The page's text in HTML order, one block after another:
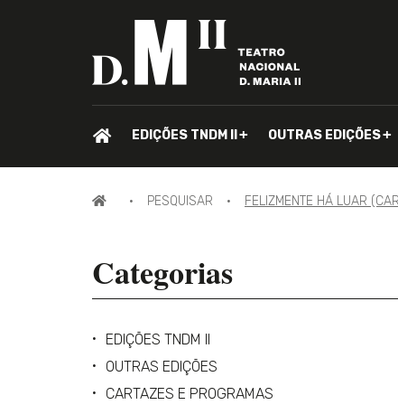
PÁGINA
EDIÇÕES TNDM II OUTRAS EDIÇÕES
PÁGINA PESQUISAR FELIZMENTE HÁ LUAR
Categorias
EDIÇÕES TNDM II
OUTRAS EDIÇÕES
CARTAZES E PROGRAMAS